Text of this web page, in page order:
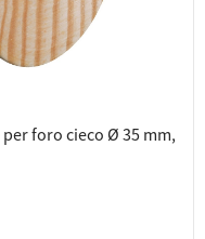
foro cieco Ø 35 mm,